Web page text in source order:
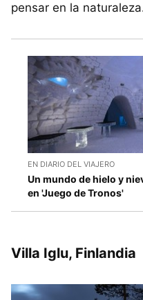
pensar en la
EN DIARIO DEL VIAJERO
Un mundo de hielo y
en 'Juego de Tronos'
Villa Iglu, Finlandia